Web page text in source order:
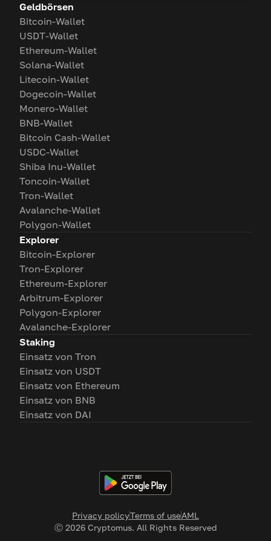
Privacy policyTerms of useAML
Ⓒ 2026Cryptomus. All Rights Reserved
Geldbörsen
Bitcoin-Wallet
USDT-Wallet
Ethereum-Wallet
Solana-Wallet
Litecoin-Wallet
Dogecoin-Wallet
Monero-Wallet
BNB-Wallet
Bitcoin Cash-Wallet
USDC-Wallet
Shiba Inu-Wallet
Toncoin-Wallet
Tron-Wallet
Avalanche-Wallet
Polygon-Wallet
Explorer
Bitcoin-Explorer
Tron-Explorer
Ethereum-Explorer
Arbitrum-Explorer
Polygon-Explorer
Avalanche-Explorer
Staking
Einsatz von Tron
Einsatz von USDT
Einsatz von Ethereum
Einsatz von BNB
Einsatz von DAI